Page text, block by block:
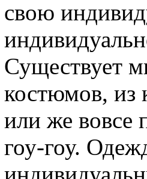
свою
Существует
костюмов, из
или же вовсе
гоу-гоу.